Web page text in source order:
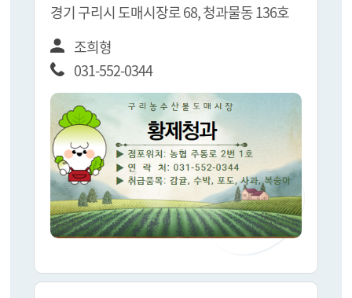
경기 구리시 도매시장로 68, 청과물동 136호
조희형
031-552-0344